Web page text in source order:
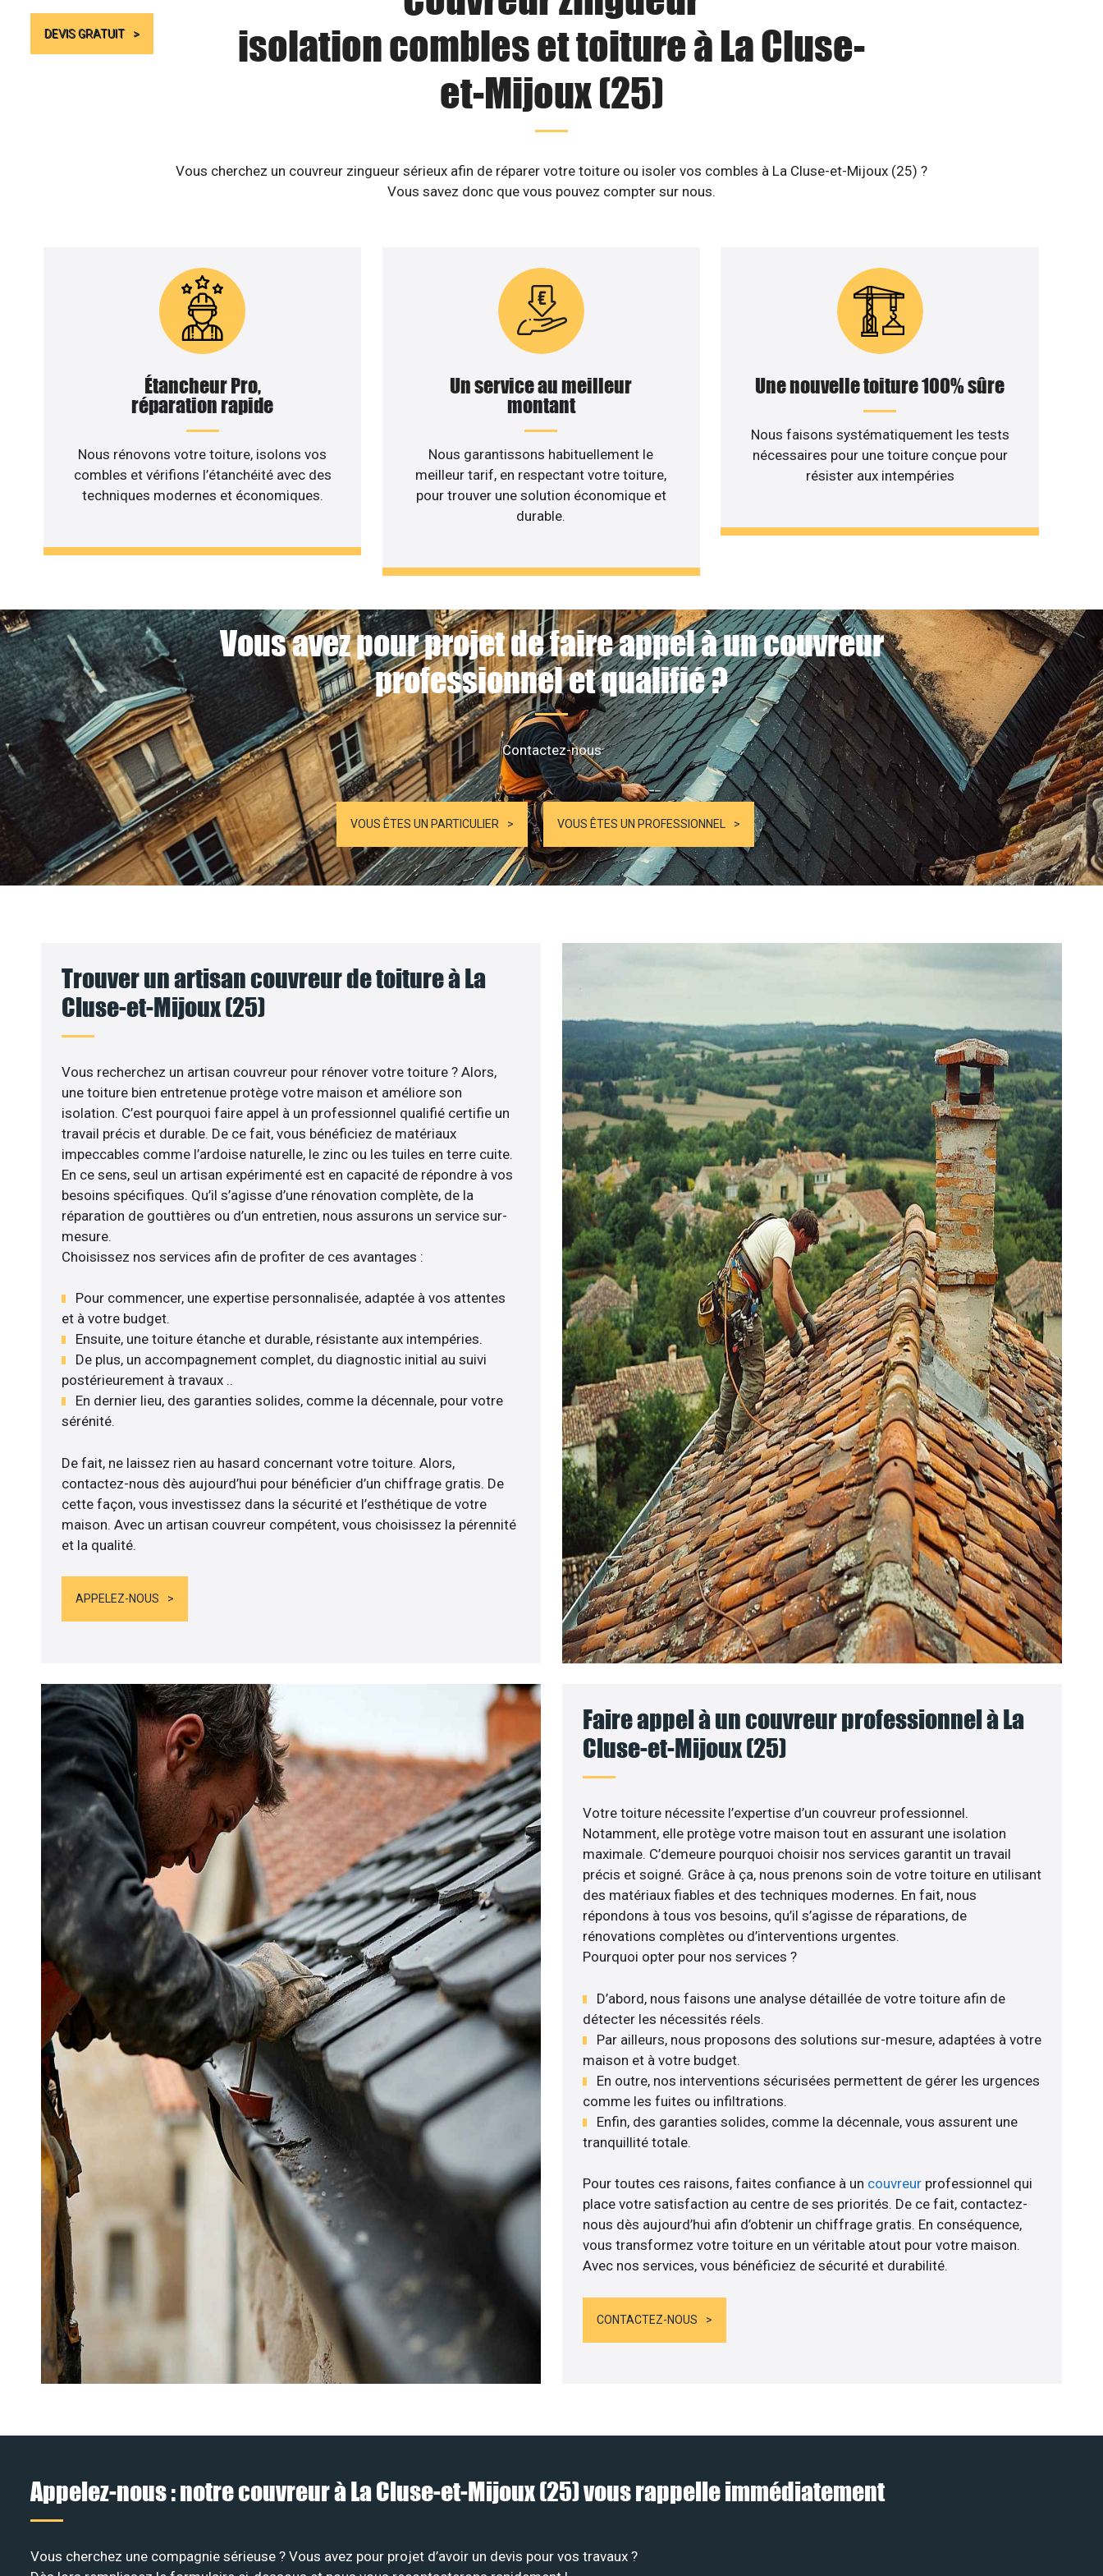
DEVIS GRATUIT
isolation combles et toiture à La Cluse-
et-Mijoux (25)
Vous cherchez un couvreur zingueur sérieux afin de réparer votre toiture ou isoler vos combles à La Cluse-et-Mijoux (25) ?
Vous savez donc que vous pouvez compter sur nous.
Étancheur Pro,
réparation rapide
Nous rénovons votre toiture, isolons vos
combles et vérifions l’étanchéité avec des
techniques modernes et économiques.
Un service au meilleur
montant
Nous garantissons habituellement le
meilleur tarif, en respectant votre toiture,
pour trouver une solution économique et
durable.
Une nouvelle toiture 100% sûre
Nous faisons systématiquement les tests
nécessaires pour une toiture conçue pour
résister aux intempéries
Vous avez pour projet de faire appel à un couvreur
professionnel et qualifié ?
Contactez-nous
VOUS ÊTES UN PARTICULIER VOUS ÊTES UN PROFESSIONNEL
Trouver un artisan couvreur de toiture à La
Cluse-et-Mijoux (25)
Vous recherchez un artisan couvreur pour rénover votre toiture ? Alors,
une toiture bien entretenue protège votre maison et améliore son
isolation. C’est pourquoi faire appel à un professionnel qualifié certifie un
travail précis et durable. De ce fait, vous bénéficiez de matériaux
impeccables comme l’ardoise naturelle, le zinc ou les tuiles en terre cuite.
En ce sens, seul un artisan expérimenté est en capacité de répondre à vos
besoins spécifiques. Qu’il s’agisse d’une rénovation complète, de la
réparation de gouttières ou d’un entretien, nous assurons un service sur-
mesure.
Choisissez nos services afin de profiter de ces avantages :
Pour commencer, une expertise personnalisée, adaptée à vos attentes
et à votre budget.
Ensuite, une toiture étanche et durable, résistante aux intempéries.
De plus, un accompagnement complet, du diagnostic initial au suivi
postérieurement à travaux ..
En dernier lieu, des garanties solides, comme la décennale, pour votre
sérénité.
De fait, ne laissez rien au hasard concernant votre toiture. Alors,
contactez-nous dès aujourd’hui pour bénéficier d’un chiffrage gratis. De
cette façon, vous investissez dans la sécurité et l’esthétique de votre
maison. Avec un artisan couvreur compétent, vous choisissez la pérennité
et la qualité.
APPELEZ-NOUS
Faire appel à un couvreur professionnel à La
Cluse-et-Mijoux (25)
Votre toiture nécessite l’expertise d’un couvreur professionnel.
Notamment, elle protège votre maison tout en assurant une isolation
maximale. C’demeure pourquoi choisir nos services garantit un travail
précis et soigné. Grâce à ça, nous prenons soin de votre toiture en utilisant
des matériaux fiables et des techniques modernes. En fait, nous
répondons à tous vos besoins, qu’il s’agisse de réparations, de
rénovations complètes ou d’interventions urgentes.
Pourquoi opter pour nos services ?
D’abord, nous faisons une analyse détaillée de votre toiture afin de
détecter les nécessités réels.
Par ailleurs, nous proposons des solutions sur-mesure, adaptées à votre
maison et à votre budget.
En outre, nos interventions sécurisées permettent de gérer les urgences
comme les fuites ou infiltrations.
Enfin, des garanties solides, comme la décennale, vous assurent une
tranquillité totale.
Pour toutes ces raisons, faites confiance à un couvreurprofessionnel qui
place votre satisfaction au centre de ses priorités. De ce fait, contactez-
nous dès aujourd’hui afin d’obtenir un chiffrage gratis. En conséquence,
vous transformez votre toiture en un véritable atout pour votre maison.
Avec nos services, vous bénéficiez de sécurité et durabilité.
CONTACTEZ-NOUS
Appelez-nous : notre couvreur à La Cluse-et-Mijoux (25) vous rappelle immédiatement
Vous cherchez une compagnie sérieuse ? Vous avez pour projet d’avoir un devis pour vos travaux ?